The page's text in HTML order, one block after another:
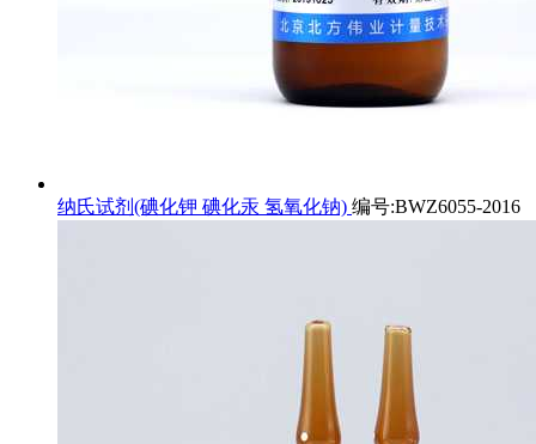
纳氏试剂(碘化钾 碘化汞 氢氧化钠) 编号:BWZ6055-2016